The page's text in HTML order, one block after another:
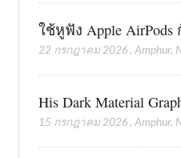
ใช้หูฟัง Apple
22 กรกฎาคม 2026 ,Amphur,
His Dark Material
15 กรกฎาคม 2026 ,Amphur,